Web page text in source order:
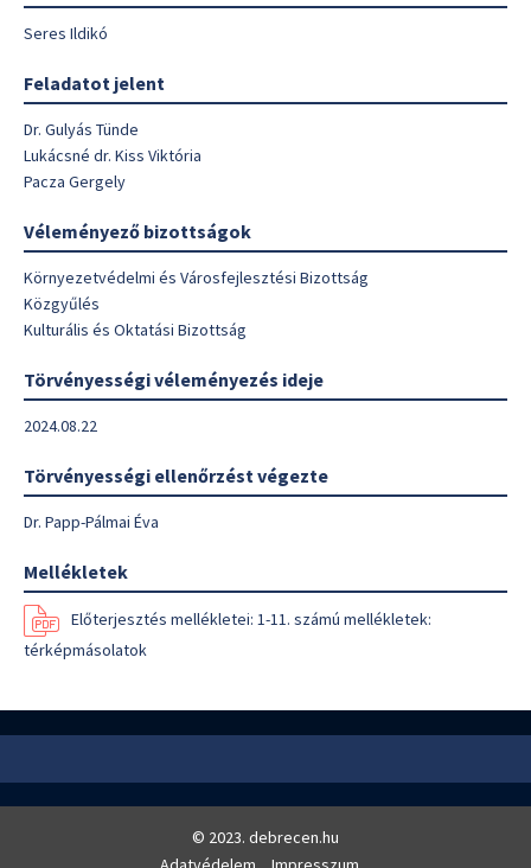
Seres Ildikó
Feladatot jelent
Dr. Gulyás Tünde
Lukácsné dr. Kiss Viktória
Pacza Gergely
Véleményező bizottságok
Környezetvédelmi és Városfejlesztési Bizottság
Közgyűlés
Kulturális és Oktatási Bizottság
Törvényességi véleményezés ideje
2024.08.22
Törvényességi ellenőrzést végezte
Dr. Papp-Pálmai Éva
Mellékletek
Előterjesztés mellékletei: 1-11. számú mellékletek:
térképmásolatok
© 2023. debrecen.hu